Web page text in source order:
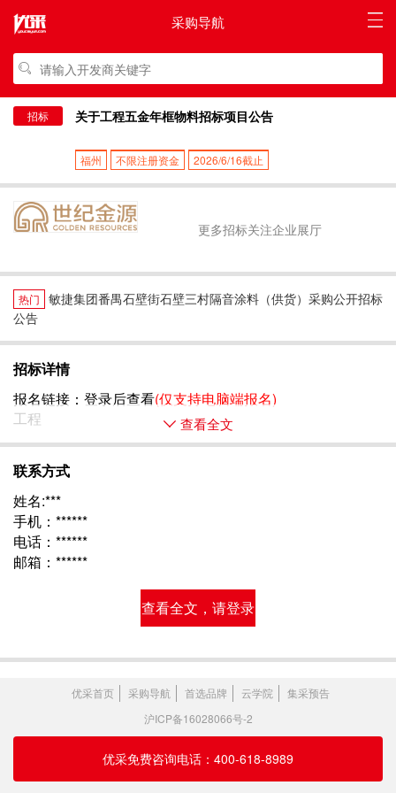
采购导航
招标 关于工程五金年框物料招标项目公告
福州 不限注册资金 2026/6/16截止
更多招标关注企业展厅
热门
敏捷集团番禺石壁街石壁三村隔音涂料（供货）采购公开招标
公告
招标详情
报名链接： 登录后查看(仅支持电脑端报名)
工程 查看全文
联系方式
姓名:***
手机：******
电话：******
邮箱：******
查看全文，请登录
优采首页 采购导航 首选品牌 云学院
集采预告
沪ICP备16028066号-2
优采免费咨询电话：400-618-8989